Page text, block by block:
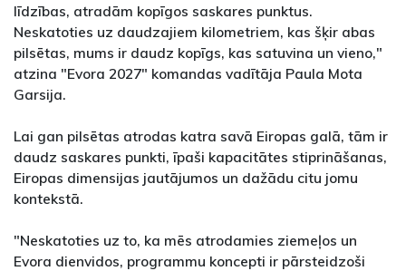
līdzības, atradām kopīgos saskares punktus.
Neskatoties uz daudzajiem kilometriem, kas šķir abas
pilsētas, mums ir daudz kopīgs, kas satuvina un vieno,"
atzina "Evora 2027" komandas vadītāja Paula Mota
Garsija.
Lai gan pilsētas atrodas katra savā Eiropas galā, tām ir
daudz saskares punkti, īpaši kapacitātes stiprināšanas,
Eiropas dimensijas jautājumos un dažādu citu jomu
kontekstā.
"Neskatoties uz to, ka mēs atrodamies ziemeļos un
Evora dienvidos, programmu koncepti ir pārsteidzoši